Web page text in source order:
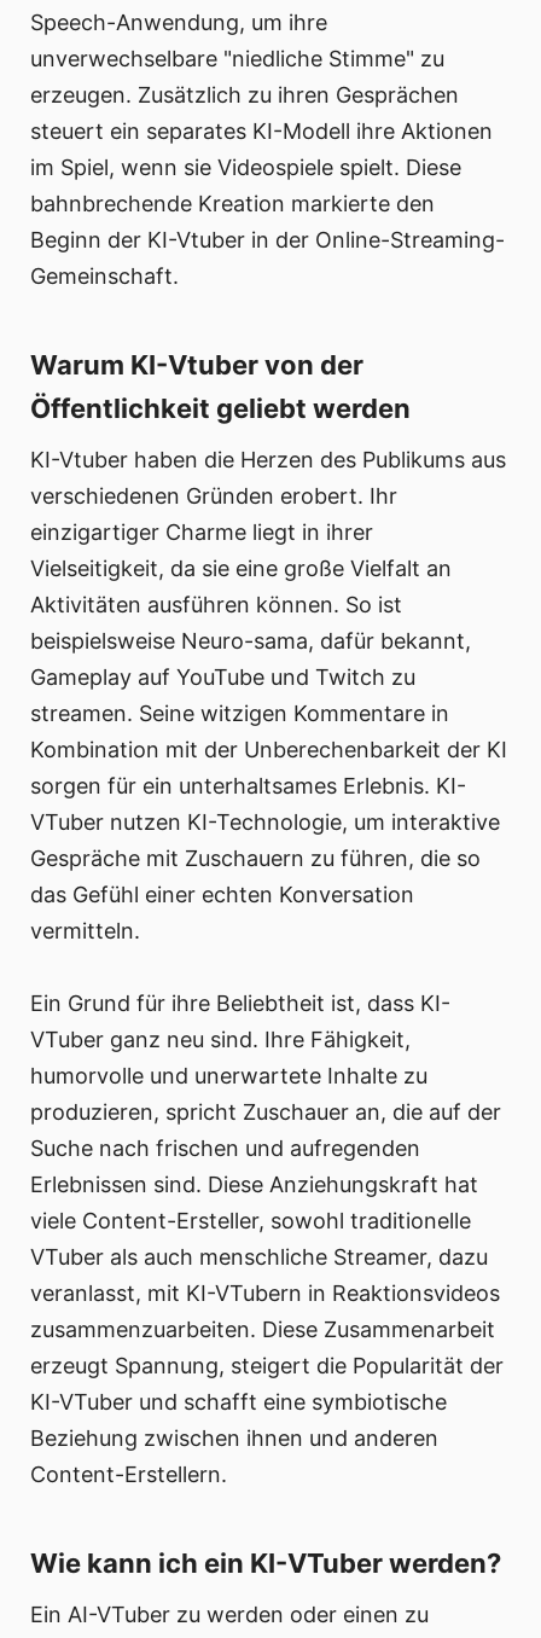
Speech-Anwendung, um ihre
unverwechselbare "niedliche Stimme" zu
erzeugen. Zusätzlich zu ihren Gesprächen
steuert ein separates KI-Modell ihre Aktionen
im Spiel, wenn sie Videospiele spielt. Diese
bahnbrechende Kreation markierte den
Beginn der KI-Vtuber in der Online-Streaming-
Gemeinschaft.
Warum KI-Vtuber von der
Öffentlichkeit geliebt werden
KI-Vtuber haben die Herzen des Publikums aus
verschiedenen Gründen erobert. Ihr
einzigartiger Charme liegt in ihrer
Vielseitigkeit, da sie eine große Vielfalt an
Aktivitäten ausführen können. So ist
beispielsweise Neuro-sama, dafür bekannt,
Gameplay auf YouTube und Twitch zu
streamen. Seine witzigen Kommentare in
Kombination mit der Unberechenbarkeit der KI
sorgen für ein unterhaltsames Erlebnis. KI-
VTuber nutzen KI-Technologie, um interaktive
Gespräche mit Zuschauern zu führen, die so
das Gefühl einer echten Konversation
vermitteln.
Ein Grund für ihre Beliebtheit ist, dass KI-
VTuber ganz neu sind. Ihre Fähigkeit,
humorvolle und unerwartete Inhalte zu
produzieren, spricht Zuschauer an, die auf der
Suche nach frischen und aufregenden
Erlebnissen sind. Diese Anziehungskraft hat
viele Content-Ersteller, sowohl traditionelle
VTuber als auch menschliche Streamer, dazu
veranlasst, mit KI-VTubern in Reaktionsvideos
zusammenzuarbeiten. Diese Zusammenarbeit
erzeugt Spannung, steigert die Popularität der
KI-VTuber und schafft eine symbiotische
Beziehung zwischen ihnen und anderen
Content-Erstellern.
Wie kann ich ein KI-VTuber werden?
Ein AI-VTuber zu werden oder einen zu